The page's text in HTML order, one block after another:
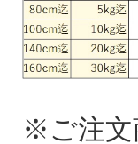
※ご注文